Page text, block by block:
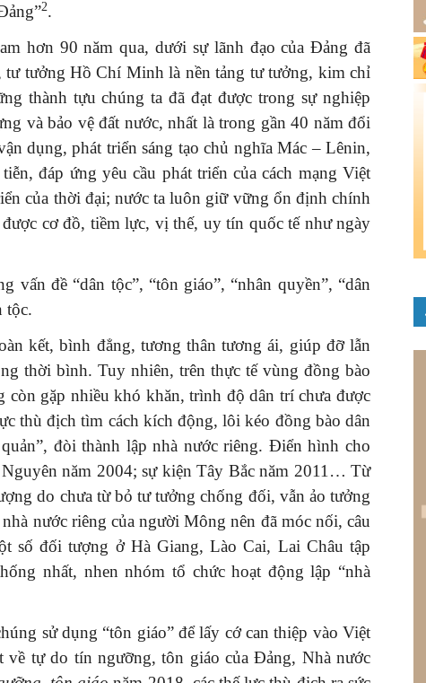
2.
hơn 90 năm qua, dưới sự lãnh đạo của Đảng đã
tưởng Hồ Chí Minh là nền tảng tư tưởng, kim chỉ
thành tựu chúng ta đã đạt được trong sự nghiệp
và bảo vệ đất nước, nhất là trong gần 40 năm đổi
dụng, phát triển sáng tạo chủ nghĩa Mác – Lênin,
đáp ứng yêu cầu phát triển của cách mạng Việt
của thời đại; nước ta luôn giữ vững ổn định chính
cơ đồ, tiềm lực, vị thế, uy tín quốc tế như ngày
vấn đề “dân tộc”, “tôn giáo”, “nhân quyền”, “dân
tộc.
kết, bình đẳng, tương thân tương ái, giúp đỡ lẫn
thời bình. Tuy nhiên, trên thực tế vùng đồng bào
còn gặp nhiều khó khăn, trình độ dân trí chưa được
thù địch tìm cách kích động, lôi kéo đồng bào dân
đòi thành lập nhà nước riêng. Điển hình cho
năm 2004; sự kiện Tây Bắc năm 2011… Từ
do chưa từ bỏ tư tưởng chống đối, vẫn ảo tưởng
nước riêng của người Mông nên đã móc nối, câu
số đối tượng ở Hà Giang, Lào Cai, Lai Châu tập
nhất, nhen nhóm tổ chức hoạt động lập “nhà
sử dụng “tôn giáo” để lấy cớ can thiệp vào Việt
về tự do tín ngưỡng, tôn giáo của Đảng, Nhà nước